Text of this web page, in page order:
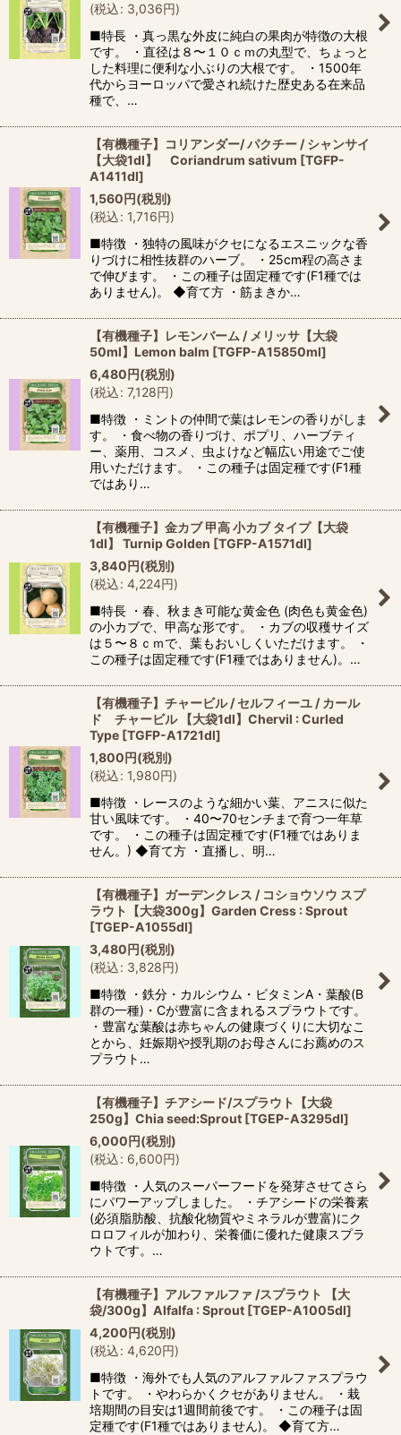
(税込: 3,036円)
■特長 ・真っ黒な外皮に純白の果肉が特徴の大根
です。 ・直径は８〜１０ｃｍの丸型で、ちょっと
した料理に便利な小ぶりの大根です。 ・1500年
代からヨーロッパで愛され続けた歴史ある在来品
種で、…
【有機種子】コリアンダー/ パクチー / シャンサイ
【大袋1dl】 Coriandrum sativum [TGFP-
A1411dl]
1,560 円(税別)
(税込: 1,716円)
■特徴 ・独特の風味がクセになるエスニックな香
りづけに相性抜群のハーブ。 ・25cm程の高さま
で伸びます。 ・この種子は固定種です(F1種では
ありません)。 ◆育て方 ・筋まきか…
【有機種子】レモンバーム / メリッサ【大袋
50ml】Lemon balm [TGFP-A15850ml]
6,480 円(税別)
(税込: 7,128円)
■特徴 ・ミントの仲間で葉はレモンの香りがしま
す。 ・食べ物の香りづけ、ポプリ、ハーブティ
ー、薬用、コスメ、虫よけなど幅広い用途でご使
用いただけます。 ・この種子は固定種です(F1種
ではあり…
【有機種子】金カブ 甲高 小カブ タイプ【大袋
1dl】 Turnip Golden [TGFP-A1571dl]
3,840 円(税別)
(税込: 4,224円)
■特長 ・春、秋まき可能な黄金色 (肉色も黄金色)
の小カブで、甲高な形です。 ・カブの収穫サイズ
は５〜８ｃｍで、葉もおいしくいただけます。 ・
この種子は固定種です(F1種ではありません)。…
【有機種子】チャービル / セルフィーユ / カール
ド チャービル 【大袋1dl】Chervil : Curled
Type [TGFP-A1721dl]
1,800 円(税別)
(税込: 1,980円)
■特徴 ・レースのような細かい葉、アニスに似た
甘い風味です。 ・40〜70センチまで育つ一年草
です。 ・この種子は固定種です(F1種ではありま
せん。) ◆育て方 ・直播し、明…
【有機種子】ガーデンクレス / コショウソウ スプ
ラウト【大袋300g】Garden Cress : Sprout
[TGEP-A1055dl]
3,480 円(税別)
(税込: 3,828円)
■特徴 ・鉄分・カルシウム・ビタミンA・葉酸(B
群の一種)・Cが豊富に含まれるスプラウトです。
・豊富な葉酸は赤ちゃんの健康づくりに大切なこ
とから、妊娠期や授乳期のお母さんにお薦めのス
プラウト…
【有機種子】チアシード/スプラウト【大袋
250g】Chia seed:Sprout [TGEP-A3295dl]
6,000 円(税別)
(税込: 6,600円)
■特徴 ・人気のスーパーフードを発芽させてさら
にパワーアップしました。 ・チアシードの栄養素
(必須脂肪酸、抗酸化物質やミネラルが豊富)にク
ロロフィルが加わり、栄養価に優れた健康スプラ
ウトです。…
【有機種子】アルファルファ /スプラウト 【大
袋/300g】Alfalfa : Sprout [TGEP-A1005dl]
4,200 円(税別)
(税込: 4,620円)
■特徴 ・海外でも人気のアルファルファスプラウ
トです。 ・やわらかくクセがありません。 ・栽
培期間の目安は1週間前後です。 ・この種子は固
定種です(F1種ではありません)。 ◆育て方…